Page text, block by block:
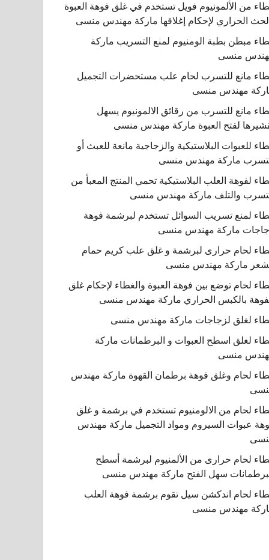
من الألمونيوم فويل تستخدم في غلق فوهة العبوة
الحراري لإحكام إغلاقها ماركة مهندس منسى
مبطن بطبة الومنيوم لمنع التسريب ماركة
منسى
مانع للتسرب لحام علب مستحضرات التجميل
مهندس منسى
مانع للتسرب من رقائق الالمونيوم يسهل
لفتح العبوة ماركة مهندس منسى
للعبوات البلاستيكية والزجاجية مانعة للعبث أو
ماركة مهندس منسى
لفوهة العلب البلاستيكية تحمي المنتج المعبأ من
والتلف ماركة مهندس منسى
لمنع تسريب السوائل تستخدم لبرشمة فوهة
ماركة مهندس منسى
لحام حرارى لبرشمة و غلق علب كريم حمام
ماركة مهندس منسى
لحام توضع بين فوهة العبوة والغطاء لإحكام غلق
بالكبس الحراري ماركة مهندس منسى
لغلق لزجاجات ماركة مهندس منسى
لغلق اسطح العبوات و البرطمانات ماركة
منسى
لحام وغلق فوهة برطمان القهوة ماركة مهندس
لحام من الالومنيوم تستخدم في برشمة و غلق
عبوات السيروم ومواد التجميل ماركة مهندس
لحام حرارى من الألمنيوم لبرشمة أسطح
سهل الفتح ماركة مهندس منسى
لحام اندكشن سيل تقوم برشمة فوهة العلب
مهندس منسى